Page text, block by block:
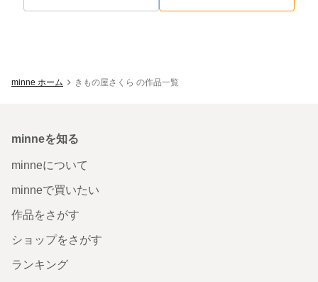
minne ホーム きもの屋さくら の作品一覧
minneを知る
minneについて
minneで買いたい
作品をさがす
ショップをさがす
ランキング